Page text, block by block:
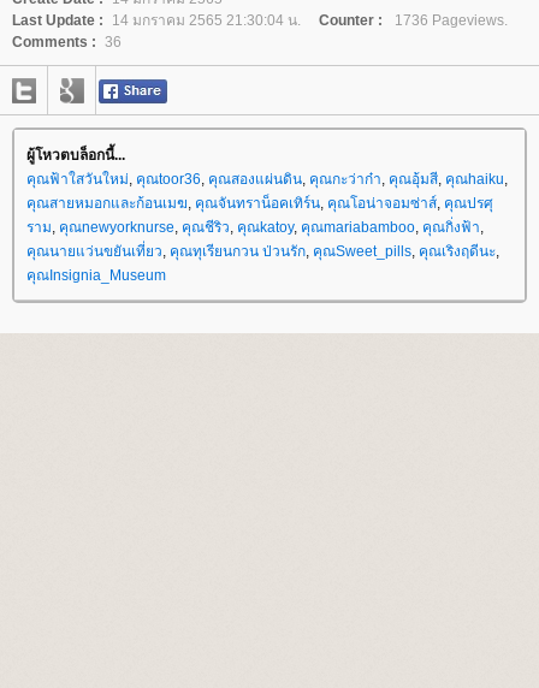
Last Update :
14 มกราคม 2565 21:30:04 น. Counter :
1736 Pageviews.
Comments : 36
ผู้โหวตบล็อกนี้...
คุณฟ้าใสวันใหม่ คุณtoor36 คุณสองแผ่นดิน คุณกะว่าก๋า คุณอุ้มสี คุณhaiku
คุณสายหมอกและก้อนเมฆ คุณจันทราน็อคเทิร์น คุณโอน่าจอมซ่าส์ คุณปรศุ
ราม คุณnewyorknurse คุณชีริว คุณkatoy, คุณmariabamboo คุณกิ่งฟ้า
คุณนายแว่นขยันเที่ยว คุณทุเรียนกวน ป่วนรัก คุณSweet_pills คุณเริงฤดีนะ
คุณInsignia_Museum